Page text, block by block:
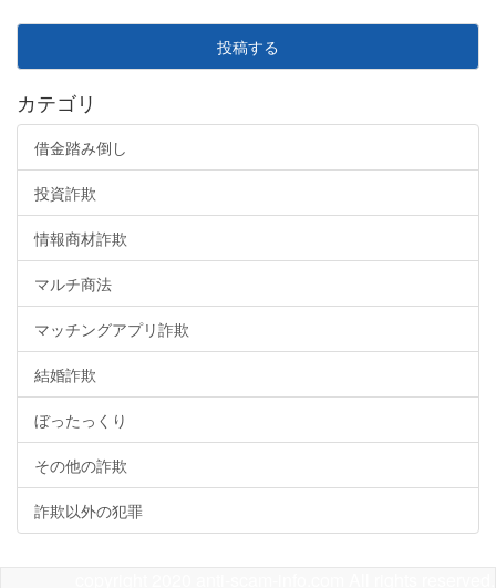
投稿する
カテゴリ
借金踏み倒し
投資詐欺
情報商材詐欺
マルチ商法
マッチングアプリ詐欺
結婚詐欺
ぼったっくり
その他の詐欺
詐欺以外の犯罪